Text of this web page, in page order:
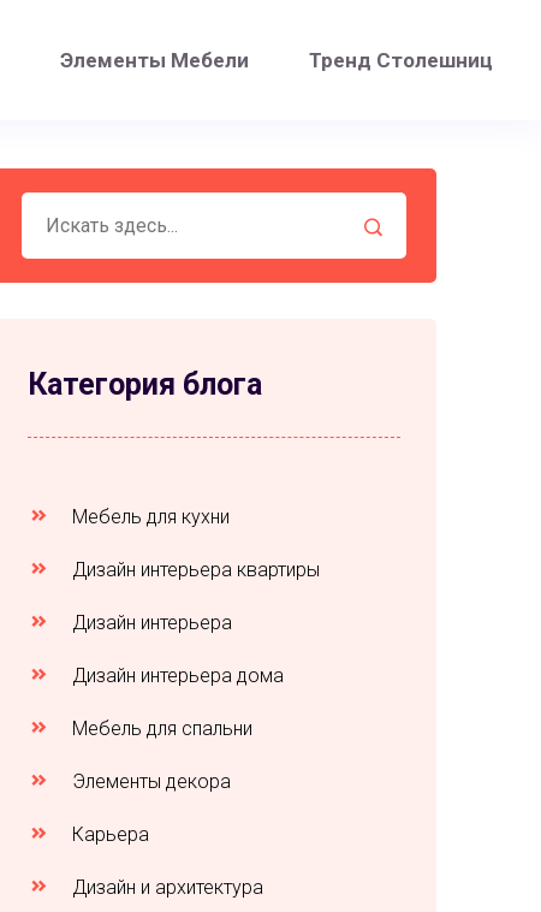
Элементы Мебели Тренд Столешниц
Категория блога
Мебель для кухни
Дизайн интерьера квартиры
Дизайн интерьера
Дизайн интерьера дома
Мебель для спальни
Элементы декора
Карьера
Дизайн и архитектура